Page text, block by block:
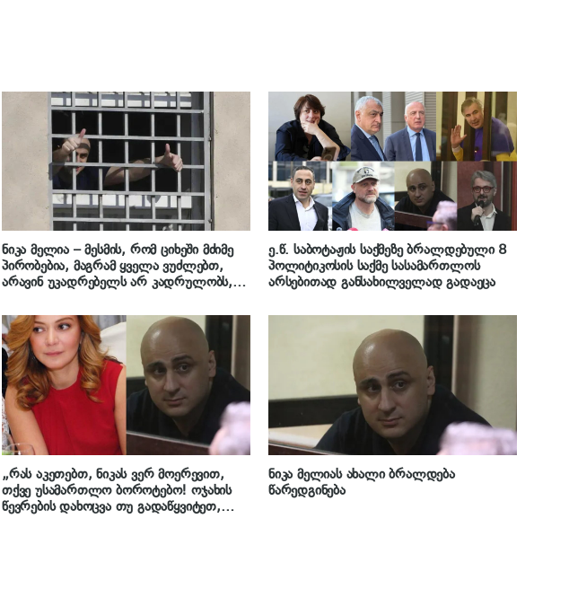
ნიკა მელია – მესმის, რომ ციხეში მძიმე
პირობებია, მაგრამ ყველა ვუძლებთ,
არავინ უკადრებელს არ კადრულობს,
მე, მე, მე არ გვესმის – სიხარულია
იცოდე, რომ მათთან აღარაფერი
გაკავშირებს
ე.წ. საბოტაჟის საქმეზე ბრალდებული 8
პოლიტიკოსის საქმე სასამართლოს
არსებითად განსახილველად გადაეცა
„რას აკეთებთ, ნიკას ვერ მოერევით,
თქვე უსამართლო ბოროტებო! ოჯახის
წევრების დახოცვა თუ გადაწყვიტეთ,
ნიკა მელიას ახალი ბრალდება
წარედგინება